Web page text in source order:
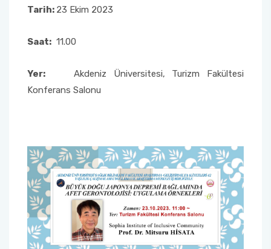
Tarih: 23 Ekim 2023
Saat: 11.00
Yer: Akdeniz Üniversitesi, Turizm Fakültesi
Konferans Salonu
Manavgat Turizm Fakültesi
Manavgat Yabancı Diller Fakültesi
Mimarlık Fakültesi
Serik İşletme Fakültesi
Spor Bilimleri Fakültesi
Su Ürünleri Fakültesi